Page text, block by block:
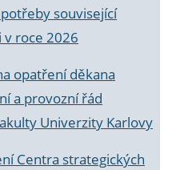
související
roce 2026
opatření děkana
a provozní řád
Univerzity Karlovy
Centra strategických